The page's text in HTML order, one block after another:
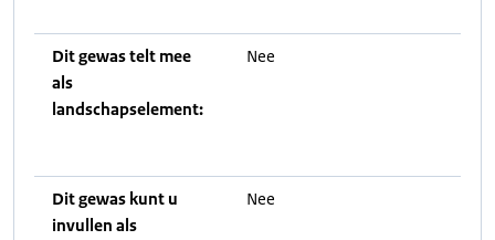
Dit gewas telt mee
als
landschapselement:
Nee
Dit gewas kunt u
invullen als
Nee